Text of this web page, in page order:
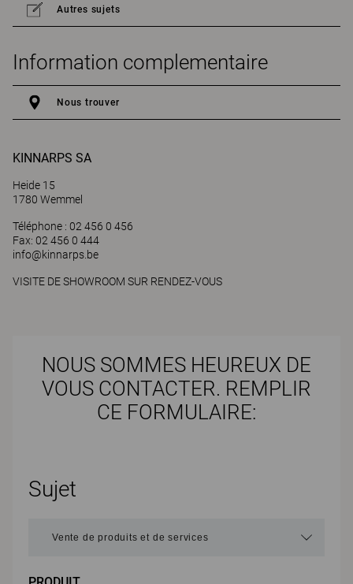
Autres sujets
Information complementaire
Nous trouver
KINNARPS SA
Heide 15
1780 Wemmel
Téléphone : 02 456 0 456
Fax: 02 456 0 444
info@kinnarps.be
VISITE DE SHOWROOM SUR RENDEZ-VOUS
NOUS SOMMES HEUREUX DE
VOUS CONTACTER. REMPLIR
CE FORMULAIRE:
Sujet